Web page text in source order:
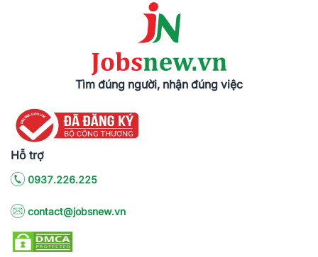
Tìm đúng người, nhận đúng việc
Hỗ trợ
0937.226.225
contact@jobsnew.vn